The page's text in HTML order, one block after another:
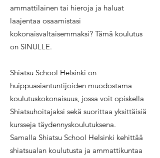
ammattilainen tai hieroja ja haluat
laajentaa osaamistasi
kokonaisvaltaisemmaksi? Tämä koulutus
on SINULLE.
Shiatsu School Helsinki on
huippuasiantuntijoiden muodostama
koulutuskokonaisuus, jossa voit opiskella
Shiatsuhoitajaksi sekä suorittaa yksittäisiä
kursseja täydennyskoulutuksena.
Samalla Shiatsu School Helsinki kehittää
shiatsualan koulutusta ja ammattikuntaa